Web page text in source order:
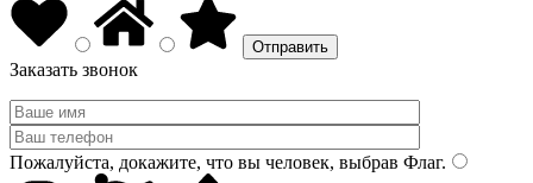
Заказать звонок
Пожалуйста, докажите, что вы человек, выбрав Флаг.